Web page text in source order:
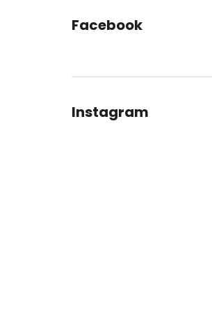
Facebook
Instagram